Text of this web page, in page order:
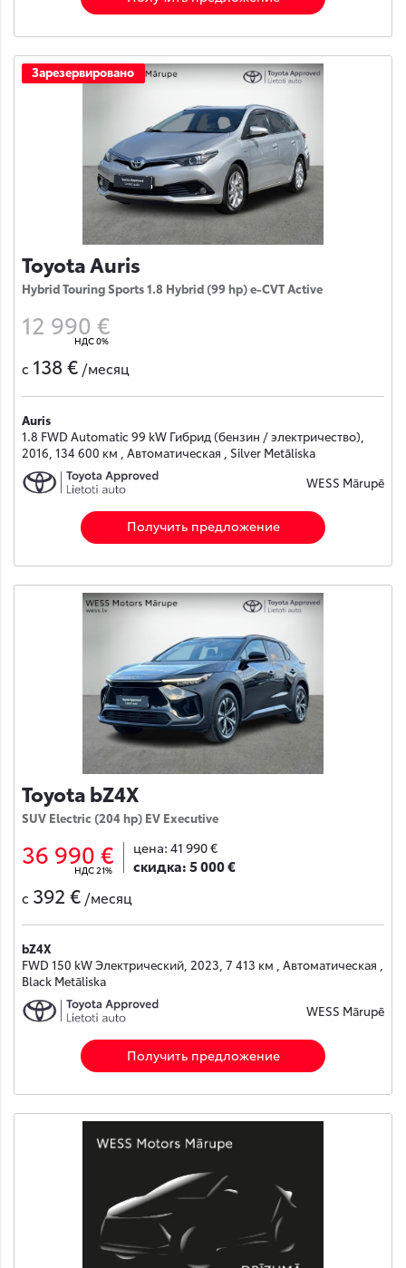
Зарезервировано
Toyota Auris
Hybrid Touring Sports 1.8 Hybrid (99 hp) e-CVT Active
12 990 €
НДС 0%
с 138 € /месяц
Auris
1.8 FWD Automatic 99 kW Гибрид (бензин / электричество),
2016, 134 600 км , Автоматическая , Silver Metāliska
WESS Mārupē
Получить предложение
Toyota bZ4X
SUV Electric (204 hp) EV Executive
36 990 €
НДС 21%
цена: 41 990 €
скидка:5 000 €
с 392 € /месяц
bZ4X
FWD 150 kW Электрический, 2023, 7 413 км , Автоматическая ,
Black Metāliska
WESS Mārupē
Получить предложение